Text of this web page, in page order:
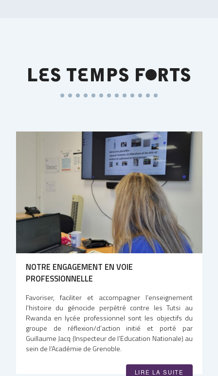
LES TEMPS FORTS
NOTRE ENGAGEMENT EN VOIE
PROFESSIONNELLE
Favoriser, faciliter et accompagner l’enseignement
l’histoire du génocide perpétré contre les Tutsi au
Rwanda en lycée professionnel sont les objectifs du
groupe de réflexion/d’action initié et porté par
Guillaume Jacq (Inspecteur de l’Education Nationale) au
sein de l’Académie de Grenoble.
LIRE LA SUITE